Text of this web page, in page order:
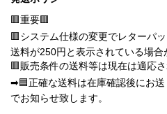
🟥重要🟥
🟥システム仕様の変更でレターパ
送料が250円と表示されている場合
🟥販売条件の送料等は現在は適応
➡🟦正確な送料は在庫確認後にお
でお知らせ致します。